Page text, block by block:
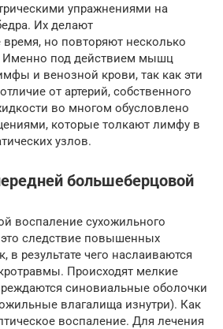
упражнениями на
Их делают
но повторяют несколько
Именно под действием мышц
и венозной крови, так как эти
от артерий, собственного
во многом обусловлено
которые толкают лимфу в
узлов.
большеберцовой
воспаление сухожильного
следствие повышенных
в результате чего наслаиваются
Происходят мелкие
синовиальные оболочки
влагалища изнутри). Как
воспаление. Для лечения